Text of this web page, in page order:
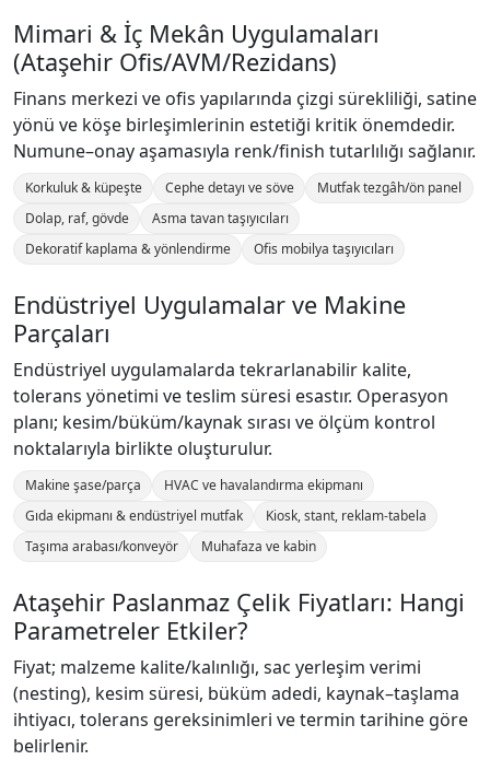
Mimari & İç Mekân Uygulamaları
(Ataşehir Ofis/AVM/Rezidans)
Finans merkezi ve ofis yapılarında çizgi sürekliliği, satine
yönü ve köşe birleşimlerinin estetiği kritik önemdedir.
Numune–onay aşamasıyla renk/finish tutarlılığı sağlanır.
Korkuluk & küpeşte Cephe detayı ve söve
Mutfak tezgâh/ön panel
Dolap, raf, gövde
Asma tavan taşıyıcıları
Dekoratif kaplama & yönlendirme
Ofis mobilya taşıyıcıları
Endüstriyel Uygulamalar ve Makine
Parçaları
Endüstriyel uygulamalarda tekrarlanabilir kalite,
tolerans yönetimi ve teslim süresi esastır. Operasyon
planı; kesim/büküm/kaynak sırası ve ölçüm kontrol
noktalarıyla birlikte oluşturulur.
Makine şase/parça
HVAC ve havalandırma ekipmanı
Gıda ekipmanı & endüstriyel mutfak
Kiosk, stant, reklam-tabela
Taşıma arabası/konveyör
Muhafaza ve kabin
Ataşehir Paslanmaz Çelik Fiyatları: Hangi
Parametreler Etkiler?
Fiyat; malzeme kalite/kalınlığı, sac yerleşim verimi
(nesting), kesim süresi, büküm adedi, kaynak–taşlama
ihtiyacı, tolerans gereksinimleri ve termin tarihine göre
belirlenir.